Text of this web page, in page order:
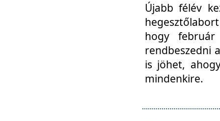
Újabb félév
hogy
rendbeszedni
is jöhet,
mindenkire.